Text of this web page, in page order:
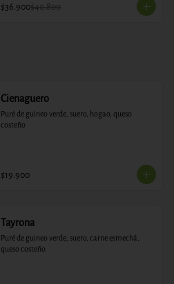
$36.900$40.800
Cienaguero
Puré de guineo verde, suero, hogao, queso
costeño
$19.900
Tayrona
Puré de guineo verde, suero, carne esmechá,
queso costeño